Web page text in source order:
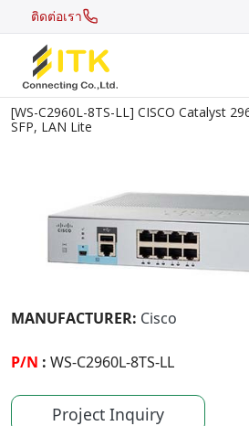
ติดต่อเรา
Hot Search
[WS-C2960L-8TS-LL] CISCO Catalyst
SFP, LAN Lite
MANUFACTURER: Cisco
P/N : WS-C2960L-8TS-LL
Project Inquiry